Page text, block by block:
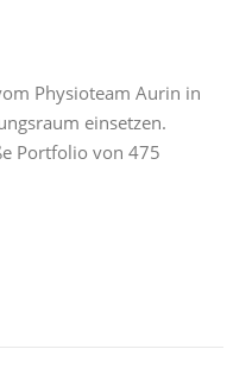
Physioteam Aurin in
einsetzen.
Portfolio von 475